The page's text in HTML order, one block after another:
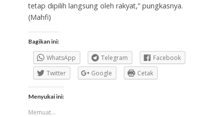
tetap dipilih langsung oleh rakyat,” pungkasnya.
(Mahfi)
Bagikan ini:
WhatsApp Telegram
Facebook
Twitter
Google Cetak
Menyukai ini:
Memuat...